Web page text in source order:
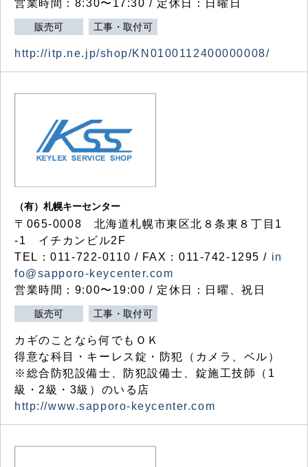
営業時間：8:30〜17:30 / 定休日：日曜日
販売可 工事・取付可
http://itp.ne.jp/shop/KN0100112400000008/
（有）札幌キーセンター
〒065-0008 北海道札幌市東区北８条東８丁目1
-1 イチカンビル2F
TEL：011-722-0110 / FAX：011-742-1295 / in
fo@sapporo-keycenter.com
営業時間：9:00〜19:00 / 定休日：日曜、祝日
販売可 工事・取付可
カギのことなら何でもＯＫ
得意な科目・キーレス錠・防犯（カメラ、ベル）
※総合防犯設備士、防犯設備士、錠施工技師（1
級・2級・3級）のいる店
http://www.sapporo-keycenter.com